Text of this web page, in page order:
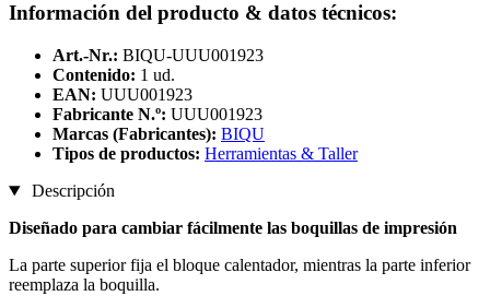
Información del producto & datos técnicos:
Art.-Nr.: BIQU-UUU001923
Contenido: 1 ud.
EAN: UUU001923
Fabricante N.º: UUU001923
Marcas (Fabricantes): BIQU
Tipos de productos: Herramientas & Taller
Descripción
Diseñado para cambiar fácilmente las boquillas de impresión
La parte superior fija el bloque calentador, mientras la parte inferior
reemplaza la boquilla.